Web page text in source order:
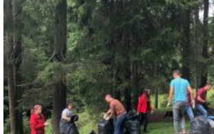
b
o
o
s
A
p